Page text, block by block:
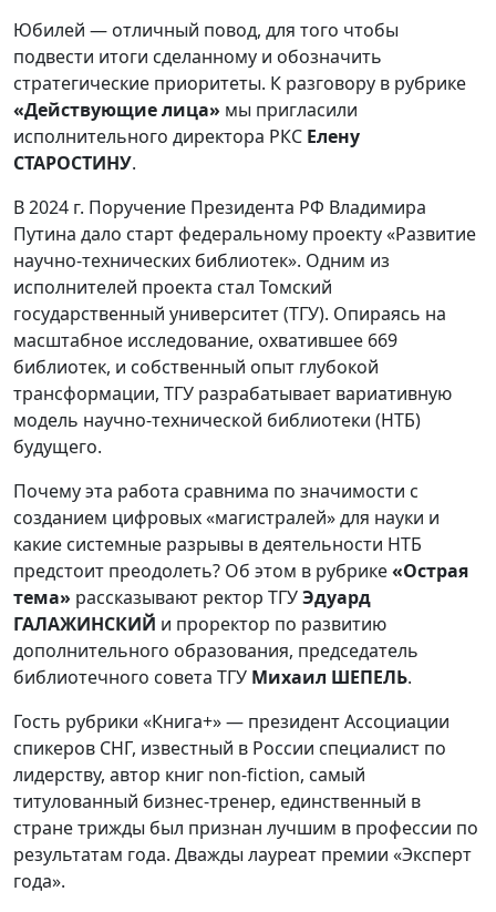
Юбилей — отличный повод, для того чтобы
подвести итоги сделанному и обозначить
стратегические приоритеты. К разговору в рубрике
«Действующие лица» мы пригласили
исполнительного директора РКС Елену
СТАРОСТИНУ.
В 2024 г. Поручение Президента РФ Владимира
Путина дало старт федеральному проекту «Развитие
научно-технических библиотек». Одним из
исполнителей проекта стал Томский
государственный университет (ТГУ). Опираясь на
масштабное исследование, охватившее 669
библиотек, и собственный опыт глубокой
трансформации, ТГУ разрабатывает вариативную
модель научно-технической библиотеки (НТБ)
будущего.
Почему эта работа сравнима по значимости с
созданием цифровых «магистралей» для науки и
какие системные разрывы в деятельности НТБ
предстоит преодолеть? Об этом в рубрике«Острая
тема» рассказывают ректор ТГУЭдуард
ГАЛАЖИНСКИЙ и проректор по развитию
дополнительного образования, председатель
библиотечного совета ТГУ Михаил ШЕПЕЛЬ.
Гость рубрики «Книга+» — президент Ассоциации
спикеров СНГ, известный в России специалист по
лидерству, автор книг non-fiction, самый
титулованный бизнес-тренер, единственный в
стране трижды был признан лучшим в профессии по
результатам года. Дважды лауреат премии «Эксперт
года».